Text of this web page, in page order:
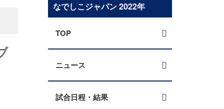
なでしこジャパン 2022年
TOP
ニュース
試合日程・結果